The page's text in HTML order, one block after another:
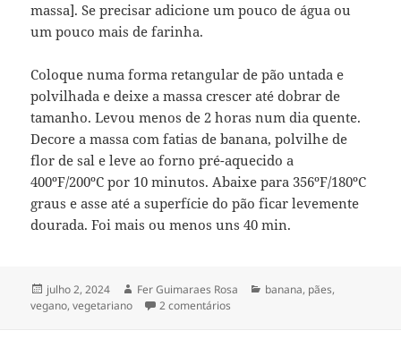
massa]. Se precisar adicione um pouco de água ou
um pouco mais de farinha.
Coloque numa forma retangular de pão untada e
polvilhada e deixe a massa crescer até dobrar de
tamanho. Levou menos de 2 horas num dia quente.
Decore a massa com fatias de banana, polvilhe de
flor de sal e leve ao forno pré-aquecido a
400ºF/200ºC por 10 minutos. Abaixe para 356ºF/180ºC
graus e asse até a superfície do pão ficar levemente
dourada. Foi mais ou menos uns 40 min.
Publicado
em
julho 2, 2024 Autor
Fer Guimaraes Rosa Categorias
banana, pães,
vegano,vegetariano 2 comentários